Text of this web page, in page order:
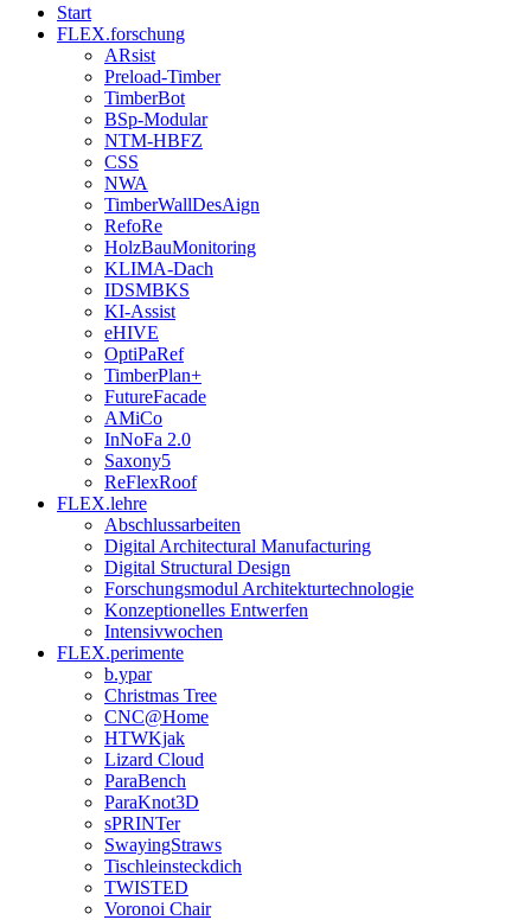
Start
FLEX.forschung
ARsist
Preload-Timber
TimberBot
BSp-Modular
NTM-HBFZ
CSS
NWA
TimberWallDesAign
RefoRe
HolzBauMonitoring
KLIMA-Dach
IDSMBKS
KI-Assist
eHIVE
OptiPaRef
TimberPlan+
FutureFacade
AMiCo
InNoFa 2.0
Saxony5
ReFlexRoof
FLEX.lehre
Abschlussarbeiten
Digital Architectural Manufacturing
Digital Structural Design
Forschungsmodul Architekturtechnologie
Konzeptionelles Entwerfen
Intensivwochen
FLEX.perimente
b.ypar
Christmas Tree
CNC@Home
HTWKjak
Lizard Cloud
ParaBench
ParaKnot3D
sPRINTer
SwayingStraws
Tischleinsteckdich
TWISTED
Voronoi Chair